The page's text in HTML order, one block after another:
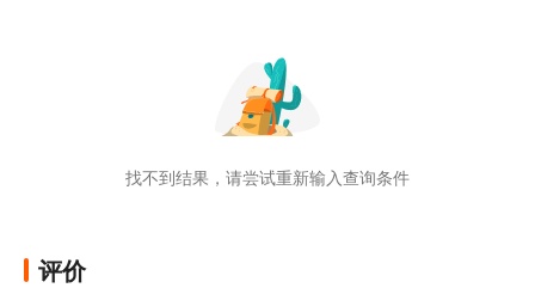
找不到结果，请尝试重新输入查询条件
评价